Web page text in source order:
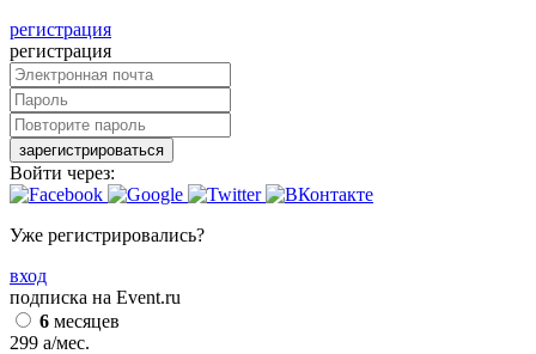
регистрация
регистрация
зарегистрироваться
Войти через:
Уже регистрировались?
вход
подписка на Event.ru
6 месяцев
299 a/мес.